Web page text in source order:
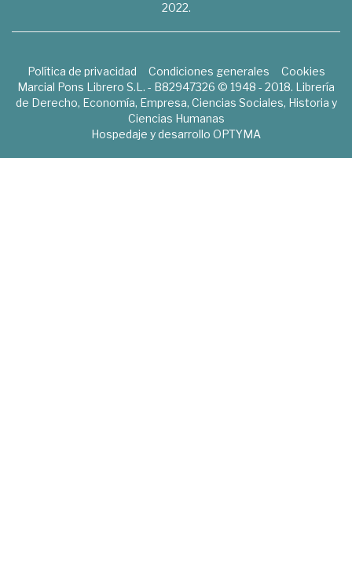
2022.
Política de privacidad Condiciones generales
Cookies
Marcial Pons Librero S.L. - B82947326 © 1948 - 2018. Librería
de Derecho, Economía, Empresa, Ciencias Sociales, Historia y
Ciencias Humanas
Hospedaje y desarrollo OPTYMA